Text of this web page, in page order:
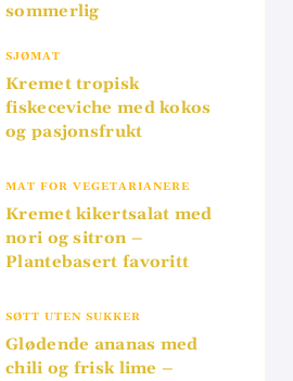
sommerlig
SJØMAT
Kremet tropisk
fiskeceviche med kokos
og pasjonsfrukt
MAT FOR VEGETARIANERE
Kremet kikertsalat med
nori og sitron –
Plantebasert favoritt
SØTT UTEN SUKKER
Glødende ananas med
chili og frisk lime –